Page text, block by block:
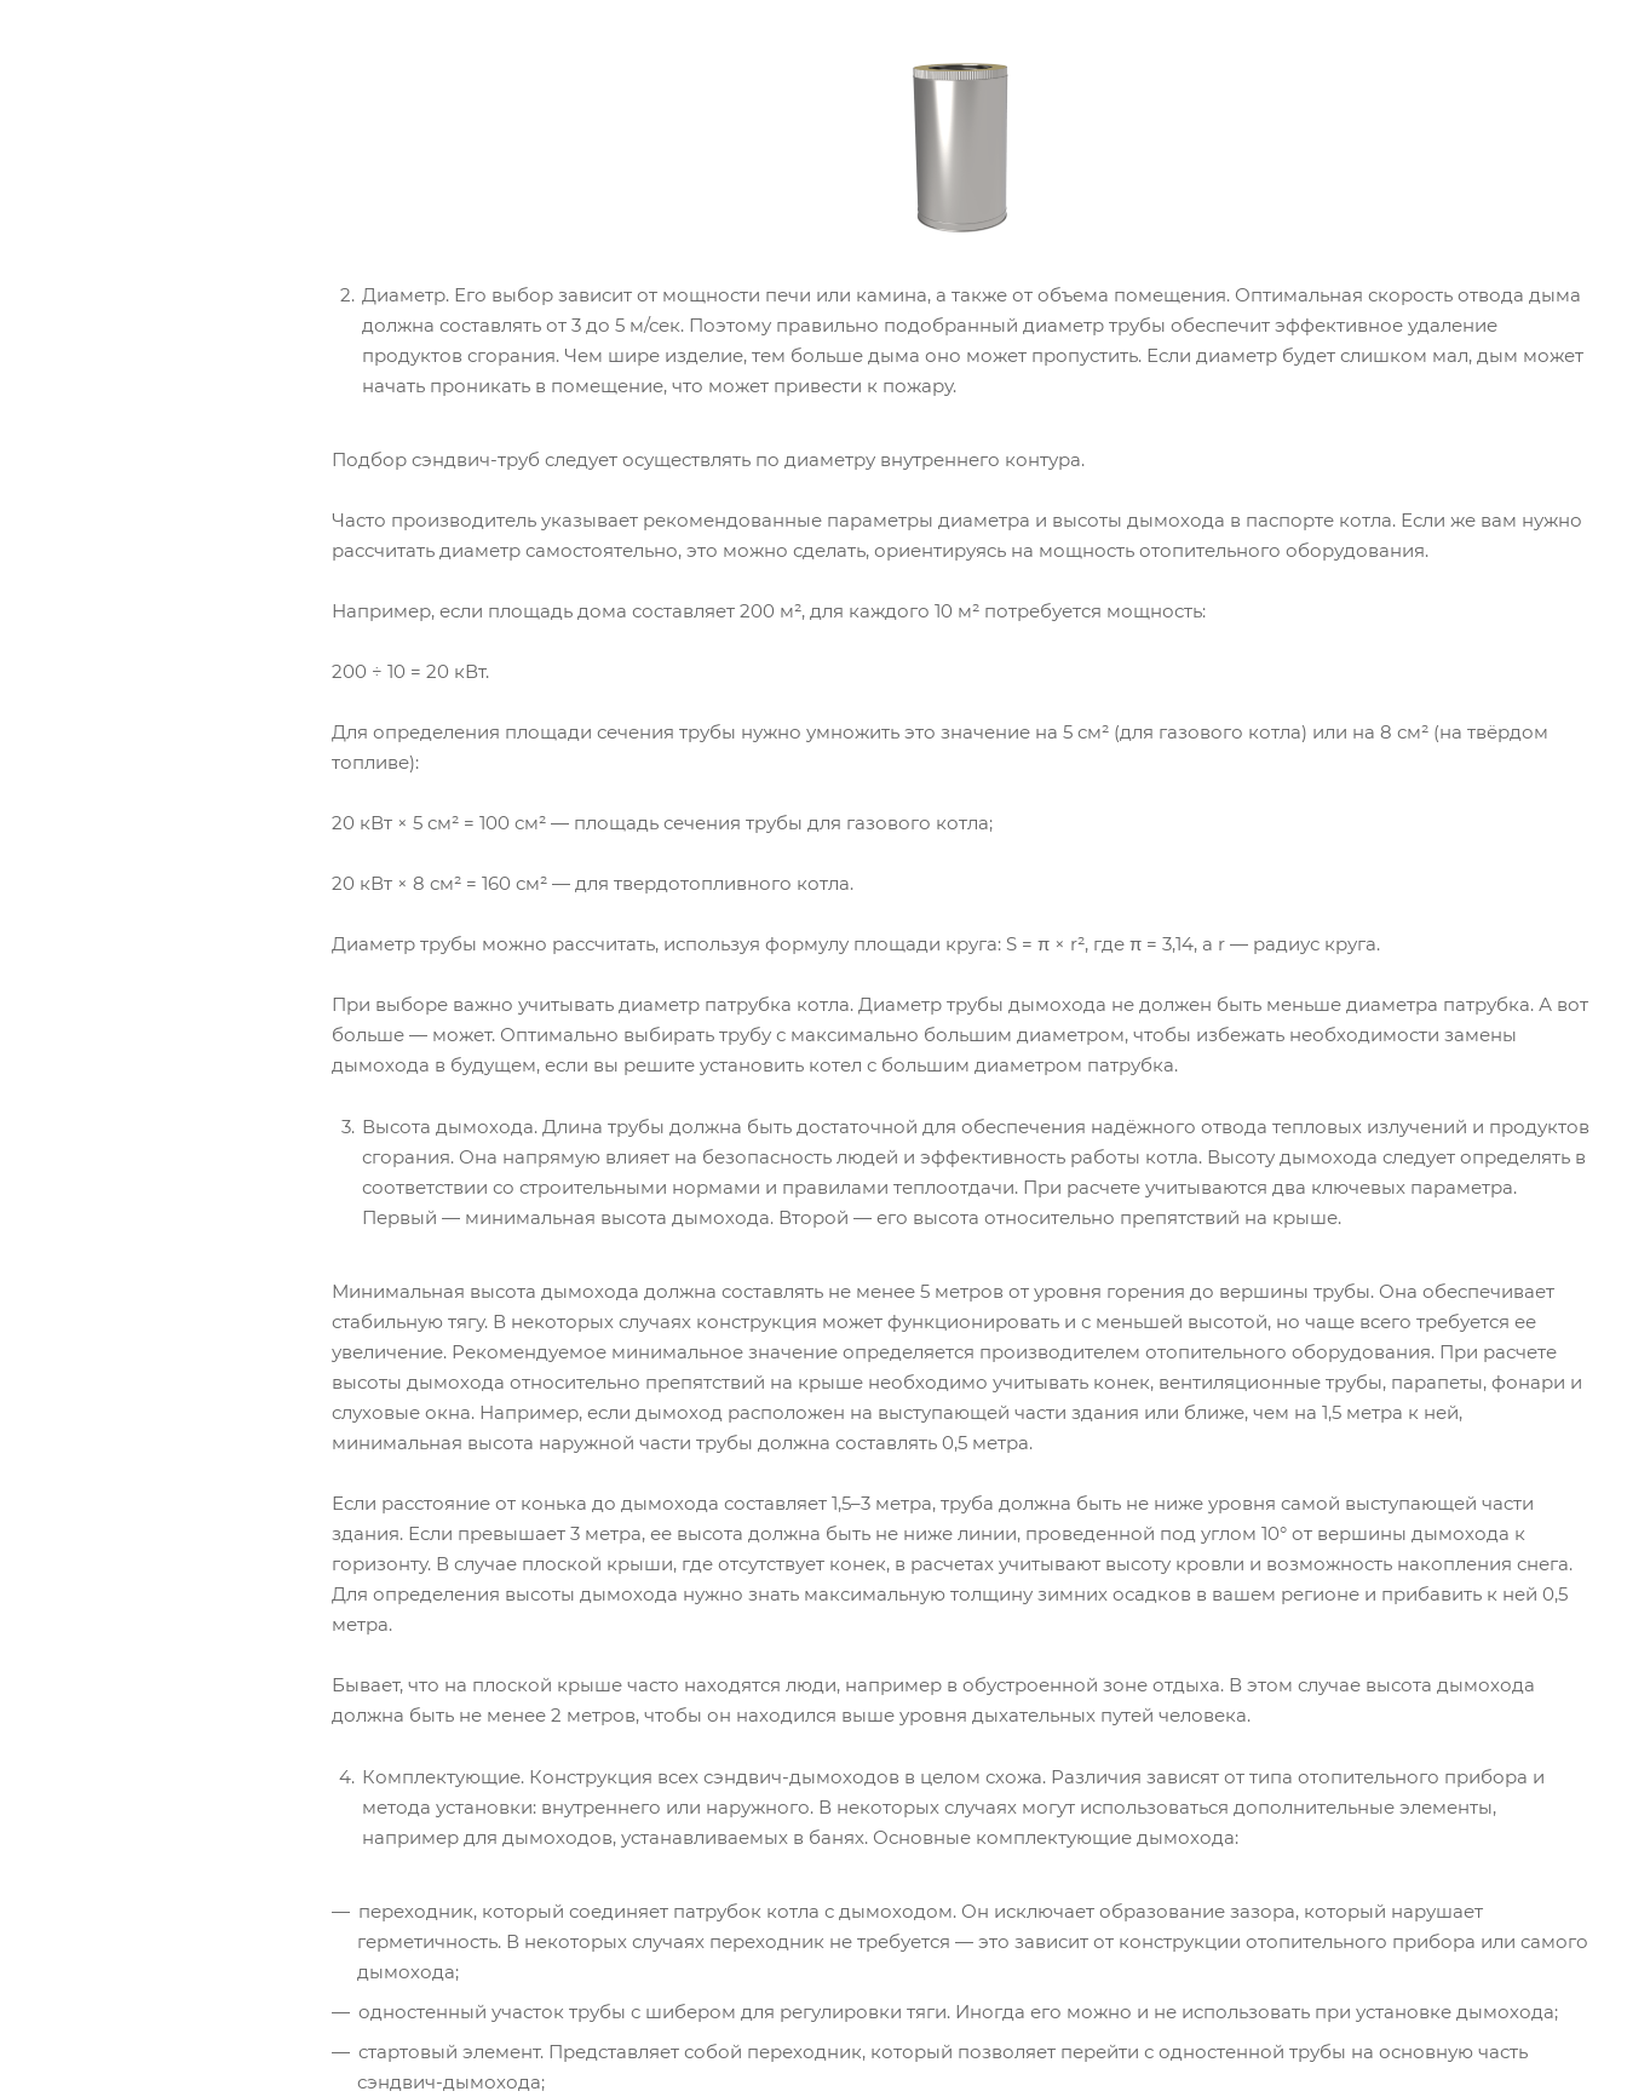
Диаметр. Его выбор зависит от мощности печи или камина, а также от объема помещения. Оптимальная скорость отвода дыма
должна составлять от 3 до 5 м/сек. Поэтому правильно подобранный диаметр трубы обеспечит эффективное удаление
продуктов сгорания. Чем шире изделие, тем больше дыма оно может пропустить. Если диаметр будет слишком мал, дым может
начать проникать в помещение, что может привести к пожару.
Подбор сэндвич-труб следует осуществлять по диаметру внутреннего контура.
Часто производитель указывает рекомендованные параметры диаметра и высоты дымохода в паспорте котла. Если же вам нужно
рассчитать диаметр самостоятельно, это можно сделать, ориентируясь на мощность отопительного оборудования.
Например, если площадь дома составляет 200 м², для каждого 10 м² потребуется мощность:
200 ÷ 10 = 20 кВт.
Для определения площади сечения трубы нужно умножить это значение на 5 см² (для газового котла) или на 8 см² (на твёрдом
топливе):
20 кВт × 5 см² = 100 см² — площадь сечения трубы для газового котла;
20 кВт × 8 см² = 160 см² — для твердотопливного котла.
Диаметр трубы можно рассчитать, используя формулу площади круга: S = π × r², где π = 3,14, а r — радиус круга.
При выборе важно учитывать диаметр патрубка котла. Диаметр трубы дымохода не должен быть меньше диаметра патрубка. А вот
больше — может. Оптимально выбирать трубу с максимально большим диаметром, чтобы избежать необходимости замены
дымохода в будущем, если вы решите установить котел с большим диаметром патрубка.
Высота дымохода. Длина трубы должна быть достаточной для обеспечения надёжного отвода тепловых излучений и продуктов
сгорания. Она напрямую влияет на безопасность людей и эффективность работы котла. Высоту дымохода следует определять в
соответствии со строительными нормами и правилами теплоотдачи. При расчете учитываются два ключевых параметра.
Первый — минимальная высота дымохода. Второй — его высота относительно препятствий на крыше.
Минимальная высота дымохода должна составлять не менее 5 метров от уровня горения до вершины трубы. Она обеспечивает
стабильную тягу. В некоторых случаях конструкция может функционировать и с меньшей высотой, но чаще всего требуется ее
увеличение. Рекомендуемое минимальное значение определяется производителем отопительного оборудования. При расчете
высоты дымохода относительно препятствий на крыше необходимо учитывать конек, вентиляционные трубы, парапеты, фонари и
слуховые окна. Например, если дымоход расположен на выступающей части здания или ближе, чем на 1,5 метра к ней,
минимальная высота наружной части трубы должна составлять 0,5 метра.
Если расстояние от конька до дымохода составляет 1,5–3 метра, труба должна быть не ниже уровня самой выступающей части
здания. Если превышает 3 метра, ее высота должна быть не ниже линии, проведенной под углом 10° от вершины дымохода к
горизонту. В случае плоской крыши, где отсутствует конек, в расчетах учитывают высоту кровли и возможность накопления снега.
Для определения высоты дымохода нужно знать максимальную толщину зимних осадков в вашем регионе и прибавить к ней 0,5
метра.
Бывает, что на плоской крыше часто находятся люди, например в обустроенной зоне отдыха. В этом случае высота дымохода
должна быть не менее 2 метров, чтобы он находился выше уровня дыхательных путей человека.
Комплектующие. Конструкция всех сэндвич-дымоходов в целом схожа. Различия зависят от типа отопительного прибора и
метода установки: внутреннего или наружного. В некоторых случаях могут использоваться дополнительные элементы,
например для дымоходов, устанавливаемых в банях. Основные комплектующие дымохода:
переходник, который соединяет патрубок котла с дымоходом. Он исключает образование зазора, который нарушает
герметичность. В некоторых случаях переходник не требуется — это зависит от конструкции отопительного прибора или самого
дымохода;
одностенный участок трубы с шибером для регулировки тяги. Иногда его можно и не использовать при установке дымохода;
стартовый элемент. Представляет собой переходник, который позволяет перейти с одностенной трубы на основную часть
сэндвич-дымохода;